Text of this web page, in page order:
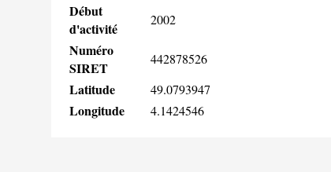
Début
d'activité
2002
Numéro
SIRET
442878526
Latitude 49.0793947
Longitude 4.1424546